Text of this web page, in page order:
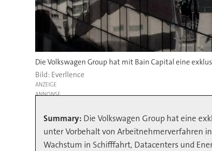
Die Volkswagen Group hat mit Bain Capital eine
Everllence
ANZEIGE
Summary: Die Volkswagen Group hat eine
unter Vorbehalt von Arbeitnehmerverfahren
Wachstum in Schifffahrt, Datacenters und